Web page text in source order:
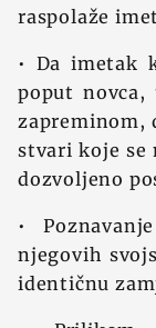
raspolaže
• Da imetak
poput
zapreminom,
stvari koje se
dozvoljeno
•
njegovih
identičnu